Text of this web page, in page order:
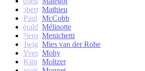
Robert Mathieu
Paul
McCobb
Gérald Mélinotte
Piero Menichetti
Ludwig Mies van der Rohe
Yves Mohy
Kim
Moltzer